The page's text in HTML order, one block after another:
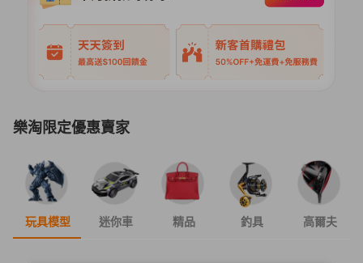
樂淘限定優惠賣家
玩具模型 迷你車 精品 釣具 高爾夫